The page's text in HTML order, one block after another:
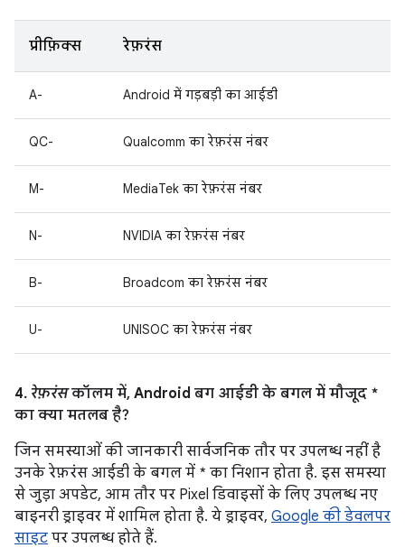
प्रीफ़िक्स रेफ़रंस
A- Android में गड़बड़ी का आईडी
QC- Qualcomm का रेफ़रंस नंबर
M- MediaTek का रेफ़रंस नंबर
N- NVIDIA का रेफ़रंस नंबर
B- Broadcom का रेफ़रंस नंबर
U- UNISOC का रेफ़रंस नंबर
4. रेफ़रंसकॉलम में, Android बग आईडी के बगल में मौजूद *
का क्या मतलब है?
जिन समस्याओं की जानकारी सार्वजनिक तौर पर उपलब्ध नहीं है
उनके रेफ़रंस आईडी के बगल में * का निशान होता है. इस समस्या
से जुड़ा अपडेट, आम तौर पर Pixel डिवाइसों के लिए उपलब्ध नए
बाइनरी ड्राइवर में शामिल होता है. ये ड्राइवर, Google की डेवलपर
साइट पर उपलब्ध होते हैं.